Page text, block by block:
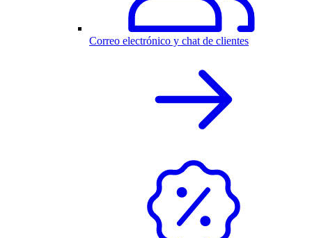
Correo electrónico y chat de clientes